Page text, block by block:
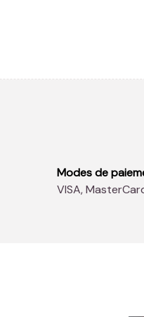
Modes de
VISA,